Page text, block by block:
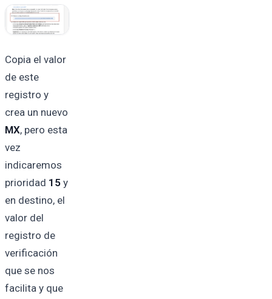
Copia el valor
de este
registro y
crea un nuevo
MX, pero esta
vez
indicaremos
prioridad 15 y
en destino, el
valor del
registro de
verificación
que se nos
facilita y que